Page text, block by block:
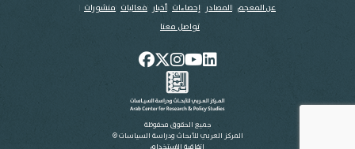
عن المعجم المصادر إحصاءات أخبار فعاليات منشورات
تواصل معنا
جميع الحقوق محفوظة
المركز العربي للأبحاث ودراسة السياسات ©